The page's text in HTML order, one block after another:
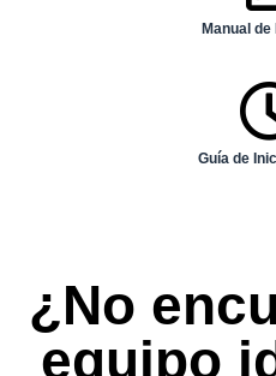
Manual de
Guía de
¿No
equipo